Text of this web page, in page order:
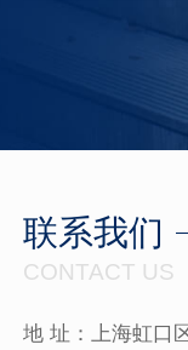
联系我们
CONTACT US
地 址：上海虹口